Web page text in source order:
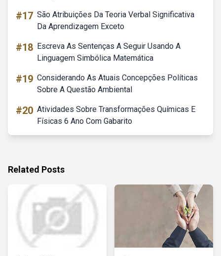
#17 São Atribuições Da Teoria Verbal Significativa
Da Aprendizagem Exceto
#18 Escreva As Sentenças A Seguir Usando A
Linguagem Simbólica Matemática
#19 Considerando As Atuais Concepções Políticas
Sobre A Questão Ambiental
#20 Atividades Sobre Transformações Químicas E
Físicas 6 Ano Com Gabarito
Related Posts